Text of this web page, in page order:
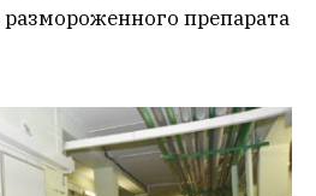
размороженного препарата